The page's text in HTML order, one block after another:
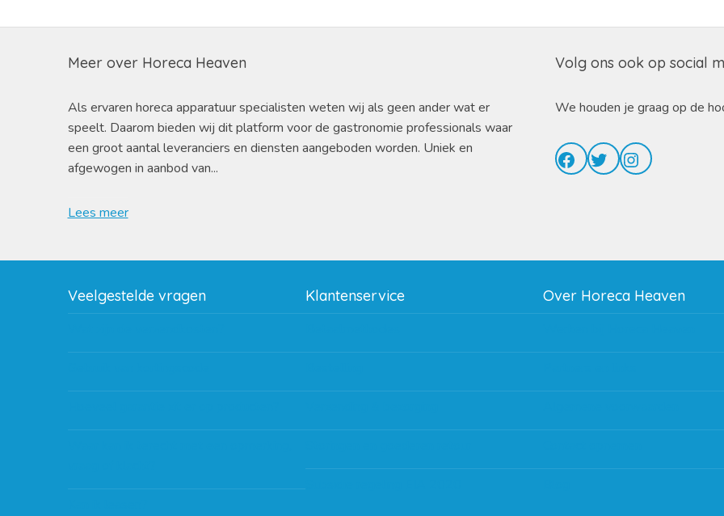
Meer over Horeca Heaven
Als ervaren horeca apparatuur specialisten weten wij als geen ander wat er
speelt. Daarom bieden wij dit platform voor de gastronomie professionals waar
een groot aantal leveranciers en diensten aangeboden worden. Uniek en
afgewogen in aanbod van...
Lees meer
Volg ons ook op social
We houden je graag op de
Facebook
TwitterInstagram
Veelgestelde vragen Klantenservice
Subsidie regeling EIA 2020
Over Horeca Heaven